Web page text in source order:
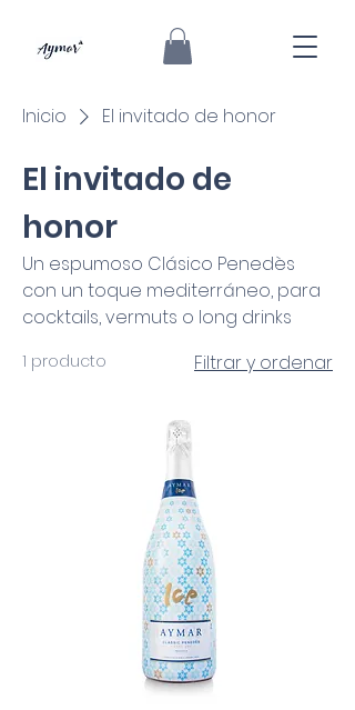
Inicio El invitado de honor
El invitado de
honor
Un espumoso Clásico Penedès
con un toque mediterráneo, para
cocktails, vermuts o long drinks
1 producto Filtrar y ordenar